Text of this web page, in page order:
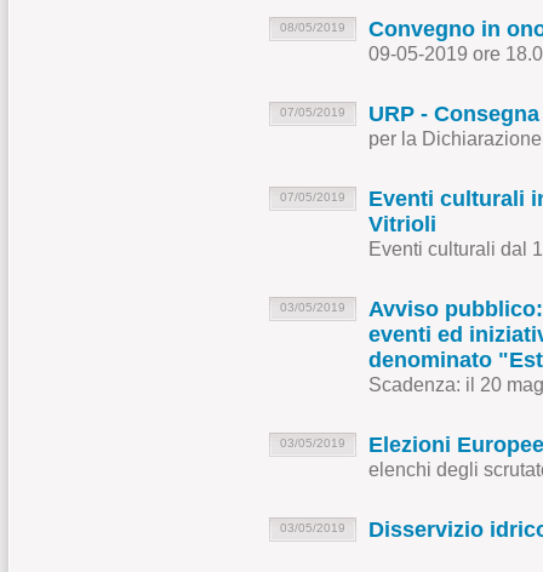
08/05/2019 Convegno in
09-05-2019 ore
07/05/2019 URP -
per la
07/05/2019
Eventi culturali
Vitrioli
Eventi culturali dal
03/05/2019
Avviso
eventi ed
denominato
Scadenza: il 20
03/05/2019 Elezioni
elenchi degli
03/05/2019 Disservizio